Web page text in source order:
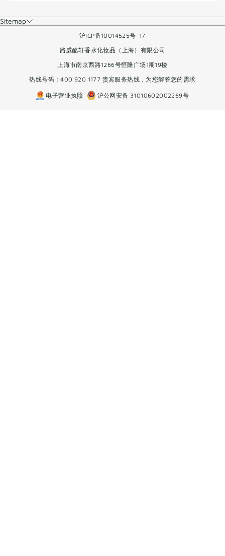
Sitemap
沪ICP备10014525号-17
路威酩轩香水化妆品（上海）有限公司
上海市南京西路1266号恒隆广场1期19楼
热线号码：400 920 1177 贵宾服务热线，为您解答您的需求
电子营业执照 沪公网安备 31010602002269号